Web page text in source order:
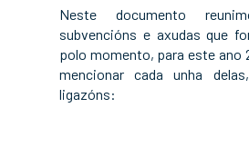
Neste documento
subvencións e axudas que
polo momento, para este ano
mencionar cada unha
ligazóns: